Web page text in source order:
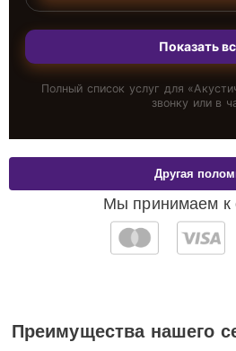
Показать
Полный список услуг для «
звонку или в
Мы принимаем к
Другая
Преимущества нашего